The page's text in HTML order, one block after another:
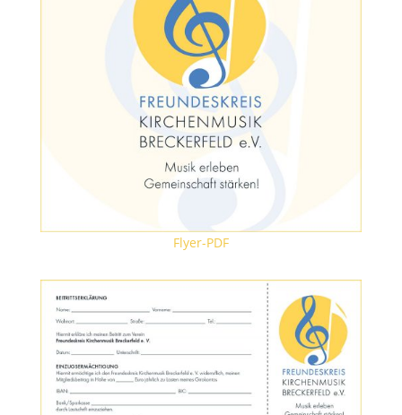
Flyer-PDF